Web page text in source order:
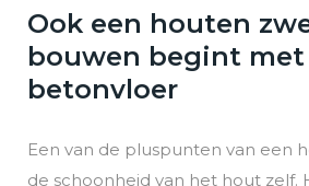
Ook een houten
bouwen begint met
betonvloer
Een van de pluspunten van een
de schoonheid van het hout zelf.